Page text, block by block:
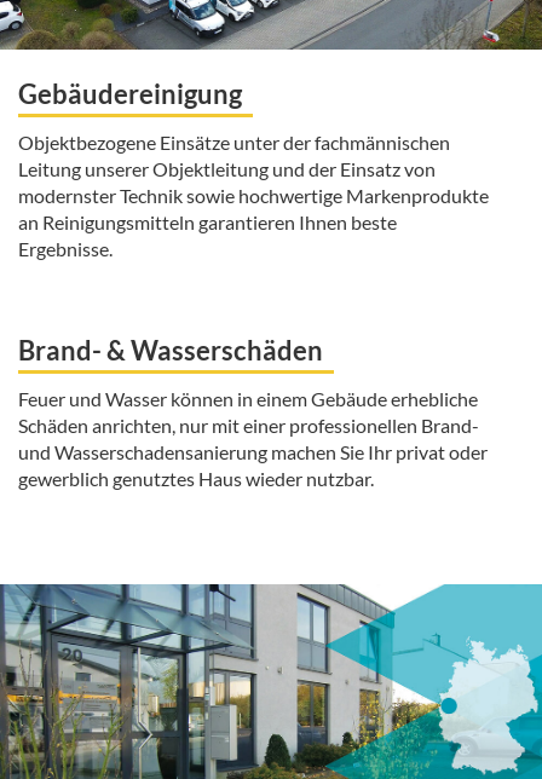
Gebäudereinigung
Objektbezogene Einsätze unter der fachmännischen
Leitung unserer Objektleitung und der Einsatz von
modernster Technik sowie hochwertige Markenprodukte
an Reinigungsmitteln garantieren Ihnen beste
Ergebnisse.
Brand- & Wasserschäden
Feuer und Wasser können in einem Gebäude erhebliche
Schäden anrichten, nur mit einer professionellen Brand-
und Wasserschadensanierung machen Sie Ihr privat oder
gewerblich genutztes Haus wieder nutzbar.